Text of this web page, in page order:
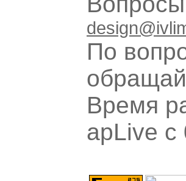
По
Время
apLive c